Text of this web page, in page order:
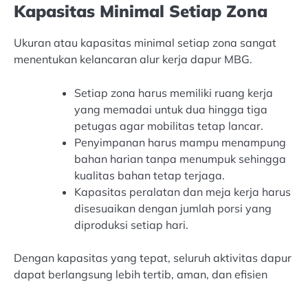
Kapasitas Minimal Setiap Zona
Ukuran atau kapasitas minimal setiap zona sangat
menentukan kelancaran alur kerja dapur MBG.
Setiap zona harus memiliki ruang kerja
yang memadai untuk dua hingga tiga
petugas agar mobilitas tetap lancar.
Penyimpanan harus mampu menampung
bahan harian tanpa menumpuk sehingga
kualitas bahan tetap terjaga.
Kapasitas peralatan dan meja kerja harus
disesuaikan dengan jumlah porsi yang
diproduksi setiap hari.
Dengan kapasitas yang tepat, seluruh aktivitas dapur
dapat berlangsung lebih tertib, aman, dan efisien